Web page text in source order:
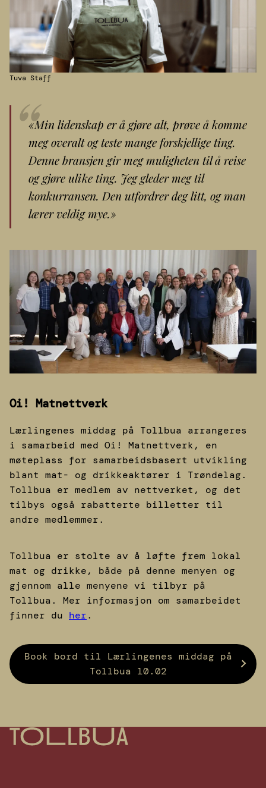
Tuva Staff
«Min lidenskap er å gjøre alt, prøve å komme
meg overalt og teste mange forskjellige ting.
Denne bransjen gir meg muligheten til å reise
og gjøre ulike ting. Jeg gleder meg til
konkurransen. Den utfordrer deg litt, og man
lærer veldig mye.»
Oi! Matnettverk
Lærlingenes middag på Tollbua arrangeres
i samarbeid med Oi! Matnettverk, en
møteplass for samarbeidsbasert utvikling
blant mat- og drikkeaktører i Trøndelag.
Tollbua er medlem av nettverket, og det
tilbys også rabatterte billetter til
andre medlemmer.
Tollbua er stolte av å løfte frem lokal
mat og drikke, både på denne menyen og
gjennom alle menyene vi tilbyr på
Tollbua. Mer informasjon om samarbeidet
finner du her.
Book bord til Lærlingenes middag på
Tollbua 10.02